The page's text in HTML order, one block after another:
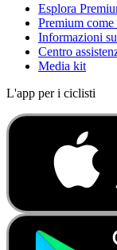
Esplora
Premium come
Informazioni
Centro
Media kit
L'app per i ciclisti